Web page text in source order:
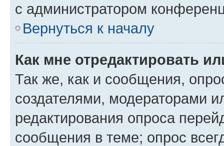
с администратором
Вернуться к началу
Как мне отредактировать
Так же, как и сообщения,
создателями, модераторами
редактирования опроса
сообщения в теме; опрос